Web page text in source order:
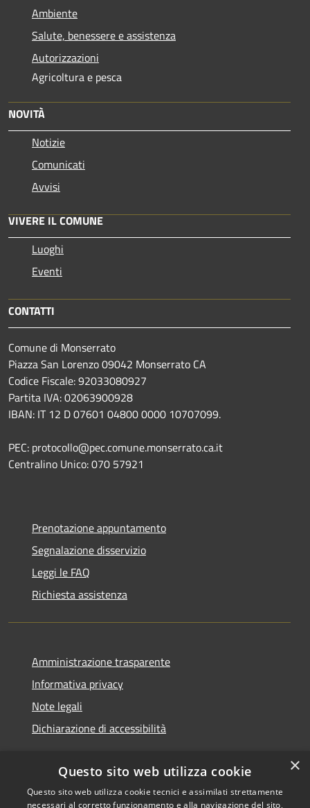
Ambiente
Salute, benessere e assistenza
Autorizzazioni
Agricoltura e pesca
NOVITÀ
Notizie
Comunicati
Avvisi
VIVERE IL COMUNE
Luoghi
Eventi
CONTATTI
Comune di Monserrato
Piazza San Lorenzo 09042 Monserrato CA
Codice Fiscale: 92033080927
Partita IVA: 02063900928
IBAN: IT 12 D 07601 04800 0000 10707099.
PEC: protocollo@pec.comune.monserrato.ca.it
Centralino Unico: 070 57921
Prenotazione appuntamento
Segnalazione disservizio
Leggi le FAQ
Richiesta assistenza
Amministrazione trasparente
Informativa privacy
Note legali
Dichiarazione di accessibilità
RSS
Copyright © 2026 • Comune di
×
Questo sito web utilizza cookie
Questo sito web utilizza cookie tecnici e assimilati strettamente
necessari al corretto funzionamento e alla navigazione del sito,